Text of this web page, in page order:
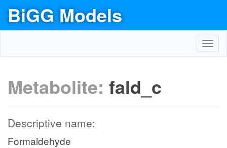
BiGG Models
Metabolite: fald_c
Descriptive name:
Formaldehyde